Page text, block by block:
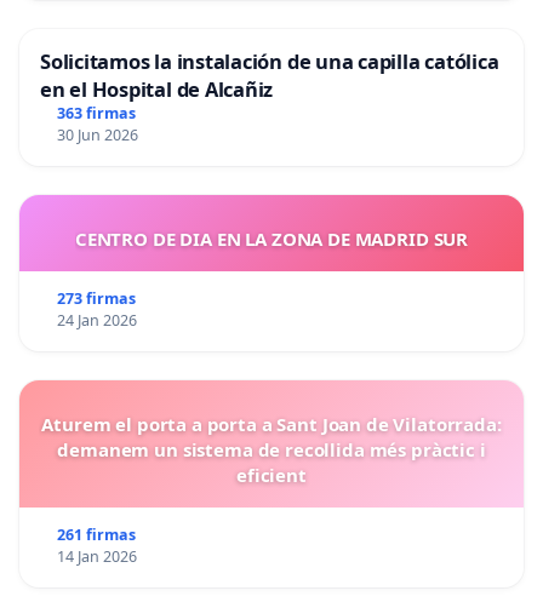
Solicitamos la instalación de una capilla católica
en el Hospital de Alcañiz
363 firmas
30 Jun 2026
CENTRO DE DIA EN LA ZONA DE MADRID SUR
273 firmas
24 Jan 2026
Aturem el porta a porta a Sant Joan de Vilatorrada:
demanem un sistema de recollida més pràctic i
eficient
261 firmas
14 Jan 2026